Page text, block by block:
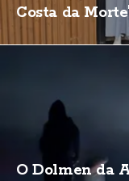
Costa da
O Dolmen da